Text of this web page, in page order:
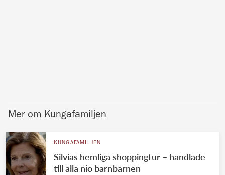
Mer om Kungafamiljen
KUNGAFAMILJEN
Silvias hemliga shoppingtur – handlade
till alla nio barnbarnen